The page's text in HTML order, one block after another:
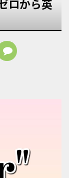
ロから英